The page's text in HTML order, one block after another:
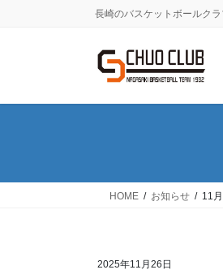
に
ョ
動
長崎のバスケットボールク
HOME お知らせ 11
2025年11月26日